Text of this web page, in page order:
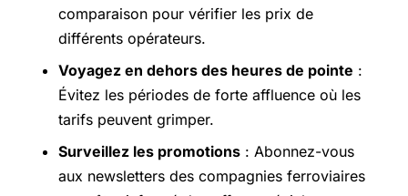
comparaison pour vérifier les prix de
différents opérateurs.
Voyagez en dehors des heures de pointe :
Évitez les périodes de forte affluence où les
tarifs peuvent grimper.
Surveillez les promotions : Abonnez-vous
aux newsletters des compagnies ferroviaires